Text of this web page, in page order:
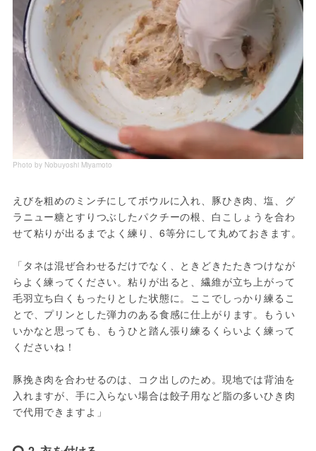
Photo by Nobuyoshi Miyamoto
えびを粗めのミンチにしてボウルに入れ、豚ひき肉、塩、グ
ラニュー糖とすりつぶしたパクチーの根、白こしょうを合わ
せて粘りが出るまでよく練り、6等分にして丸めておきます。
「タネは混ぜ合わせるだけでなく、ときどきたたきつけなが
らよく練ってください。粘りが出ると、繊維が立ち上がって
毛羽立ち白くもったりとした状態に。ここでしっかり練るこ
とで、プリンとした弾力のある食感に仕上がります。もうい
いかなと思っても、もうひと踏ん張り練るくらいよく練って
くださいね！
豚挽き肉を合わせるのは、コク出しのため。現地では背油を
入れますが、手に入らない場合は餃子用など脂の多いひき肉
で代用できますよ」